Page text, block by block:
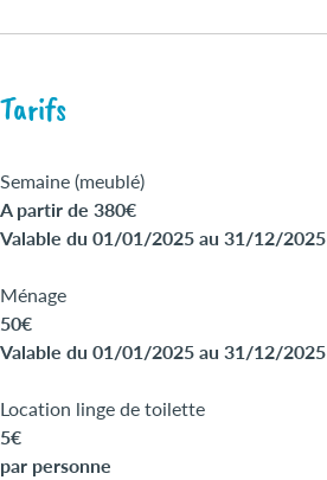
Tarifs
Semaine (meublé)
A partir de 380€
Valable du 01/01/2025 au 31/12/2025
Ménage
50€
Valable du 01/01/2025 au 31/12/2025
Location linge de toilette
5€
par personne